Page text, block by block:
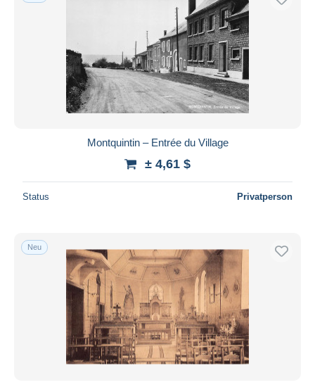
Übernehmen
Montquintin – Entrée du Village
± 4,61 $
Status Privatperson
Neu